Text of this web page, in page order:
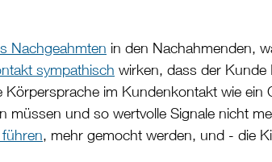
Nachgeahmten in den Nachahmenden,
sympathisch wirken, dass der Kunde
Körpersprache im Kundenkontakt wie
müssen und so wertvolle Signale nicht
, mehr gemocht werden, und - die